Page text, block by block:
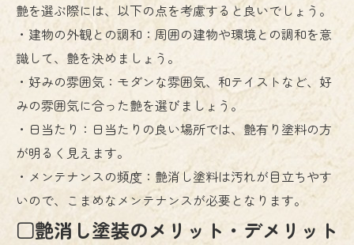
艶を選ぶ際には、以下の点を考慮すると良いでしょう。
・建物の外観との調和：周囲の建物や環境との調和を意
識して、艶を決めましょう。
・好みの雰囲気：モダンな雰囲気、和テイストなど、好
みの雰囲気に合った艶を選びましょう。
・日当たり：日当たりの良い場所では、艶有り塗料の方
が明るく見えます。
・メンテナンスの頻度：艶消し塗料は汚れが目立ちやす
いので、こまめなメンテナンスが必要となります。
□艶消し塗装のメリット・デメリット